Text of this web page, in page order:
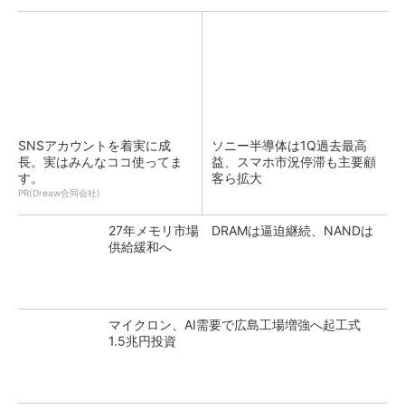
SNSアカウントを着実に成
長。実はみんなココ使ってま
す。
PR(Dreaw合同会社)
ソニー半導体は1Q過去最高
益、スマホ市況停滞も主要顧
客ら拡大
27年メモリ市場 DRAMは逼迫継続、NANDは
供給緩和へ
マイクロン、AI需要で広島工場増強へ起工式
1.5兆円投資